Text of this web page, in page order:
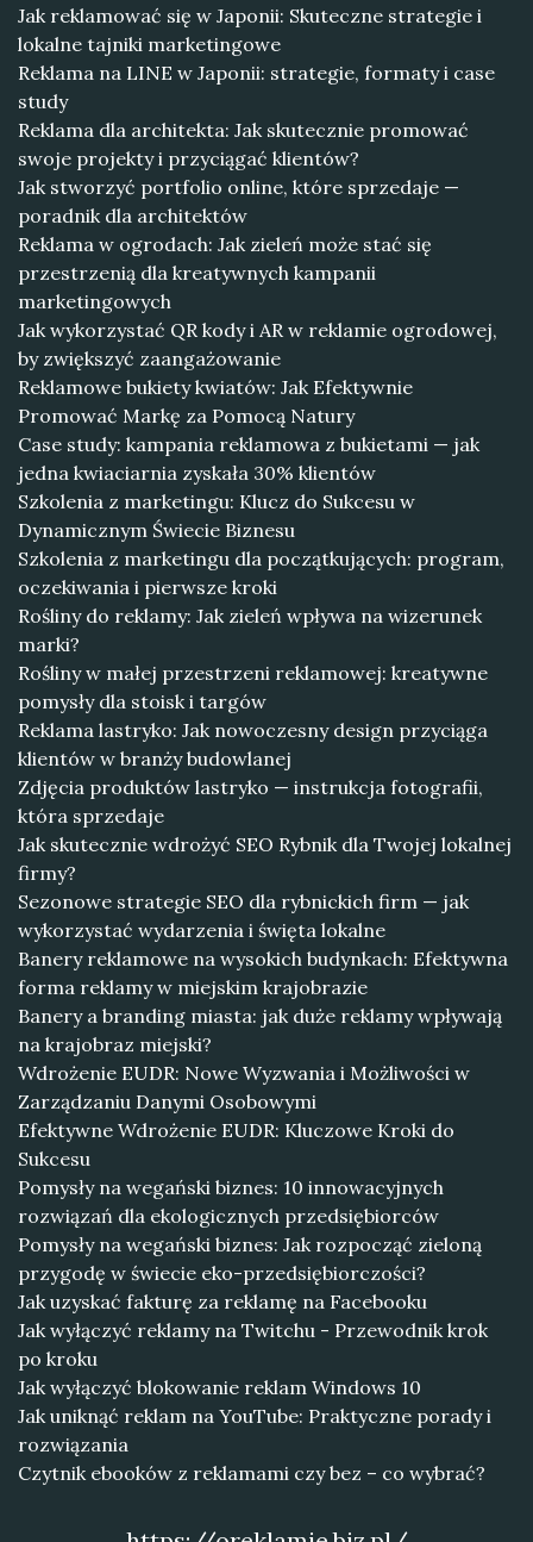
Jak reklamować się w Japonii: Skuteczne strategie i
lokalne tajniki marketingowe
Reklama na LINE w Japonii: strategie, formaty i case
study
Reklama dla architekta: Jak skutecznie promować
swoje projekty i przyciągać klientów?
Jak stworzyć portfolio online, które sprzedaje —
poradnik dla architektów
Reklama w ogrodach: Jak zieleń może stać się
przestrzenią dla kreatywnych kampanii
marketingowych
Jak wykorzystać QR kody i AR w reklamie ogrodowej,
by zwiększyć zaangażowanie
Reklamowe bukiety kwiatów: Jak Efektywnie
Promować Markę za Pomocą Natury
Case study: kampania reklamowa z bukietami — jak
jedna kwiaciarnia zyskała 30% klientów
Szkolenia z marketingu: Klucz do Sukcesu w
Dynamicznym Świecie Biznesu
Szkolenia z marketingu dla początkujących: program,
oczekiwania i pierwsze kroki
Rośliny do reklamy: Jak zieleń wpływa na wizerunek
marki?
Rośliny w małej przestrzeni reklamowej: kreatywne
pomysły dla stoisk i targów
Reklama lastryko: Jak nowoczesny design przyciąga
klientów w branży budowlanej
Zdjęcia produktów lastryko — instrukcja fotografii,
która sprzedaje
Jak skutecznie wdrożyć SEO Rybnik dla Twojej lokalnej
firmy?
Sezonowe strategie SEO dla rybnickich firm — jak
wykorzystać wydarzenia i święta lokalne
Banery reklamowe na wysokich budynkach: Efektywna
forma reklamy w miejskim krajobrazie
Banery a branding miasta: jak duże reklamy wpływają
na krajobraz miejski?
Wdrożenie EUDR: Nowe Wyzwania i Możliwości w
Zarządzaniu Danymi Osobowymi
Efektywne Wdrożenie EUDR: Kluczowe Kroki do
Sukcesu
Pomysły na wegański biznes: 10 innowacyjnych
rozwiązań dla ekologicznych przedsiębiorców
Pomysły na wegański biznes: Jak rozpocząć zieloną
przygodę w świecie eko-przedsiębiorczości?
Jak uzyskać fakturę za reklamę na Facebooku
Jak wyłączyć reklamy na Twitchu - Przewodnik krok
po kroku
Jak wyłączyć blokowanie reklam Windows 10
Jak uniknąć reklam na YouTube: Praktyczne porady i
rozwiązania
Czytnik ebooków z reklamami czy bez – co wybrać?